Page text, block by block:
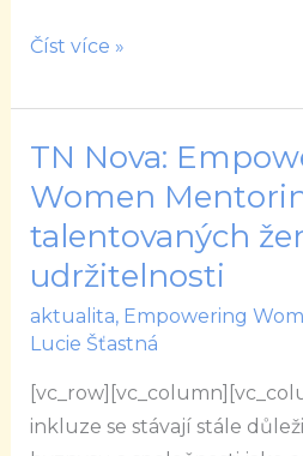
Číst více »
TN Nova:
Women
talentovaných
udržitelnosti
aktualita, Empowering
Lucie Šťastná
inkluze se stávají stále
TN
Nova:
Empowering
Women
Mentoring:
Zapojení
talentovaných
žen
pomůže